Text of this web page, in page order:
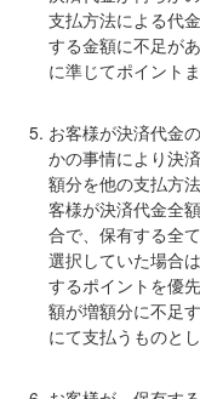
支払方法による代
する金額に不足が
に準じてポイント
お客様が決済代金
かの事情により決
額分を他の支払方
客様が決済代金全
合で、保有する全
選択していた場合
するポイントを優
額が増額分に不足
にて支払うものとし